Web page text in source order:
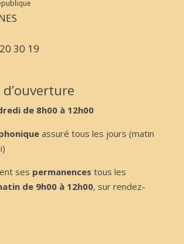
30 19
de 8h00 à 12h00
assuré tous les jours (matin
ses permanences tous les
de 9h00 à 12h00, sur rendez-